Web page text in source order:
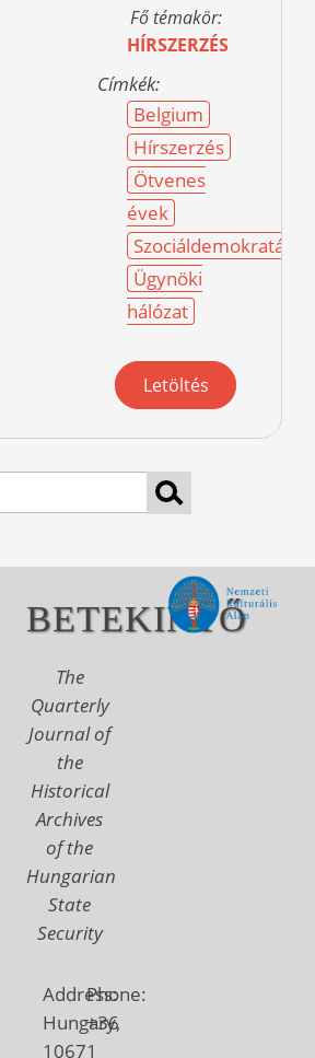
Fő témakör:
HÍRSZERZÉS
Címkék:
Belgium
Hírszerzés
Ötvenes
évek
Szociáldemokraták
Ügynöki
hálózat
Letöltés
BETEKINTŐ
The
Quarterly
Journal of
the
Historical
Archives
of the
Hungarian
State
Security
Address:
Hungary,
1067
Phone:
+36
1